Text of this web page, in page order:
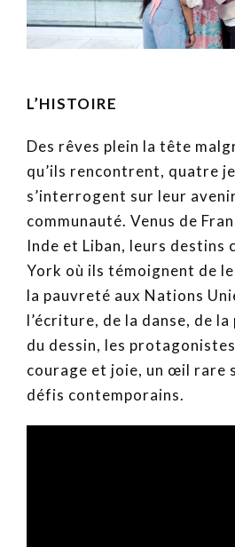
L’HISTOIRE
Des rêves plein la tête
qu’ils rencontrent, quatre
s’interrogent sur leur
communauté. Venus de
Inde et Liban, leurs destins
York où ils témoignent de
la pauvreté aux Nations
l’écriture, de la danse, de
du dessin, les
courage et joie, un œil rare
défis contemporains.